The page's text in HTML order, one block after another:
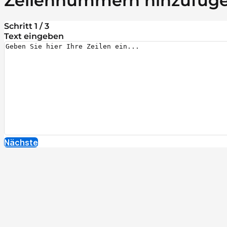
Schritt 1 / 3
Text eingeben
Nächste